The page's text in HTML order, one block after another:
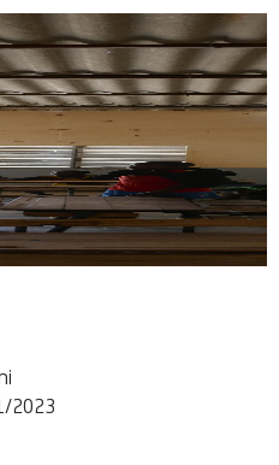
2023